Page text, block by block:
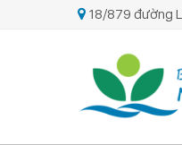
18/879 đường